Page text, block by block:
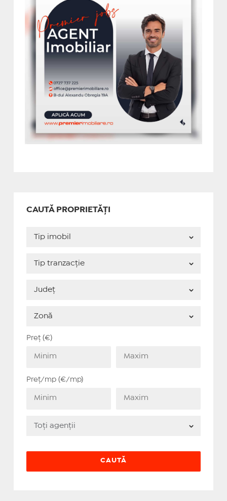
CAUTĂ PROPRIETĂȚI
Preț (€)
Preț/mp (€/mp)